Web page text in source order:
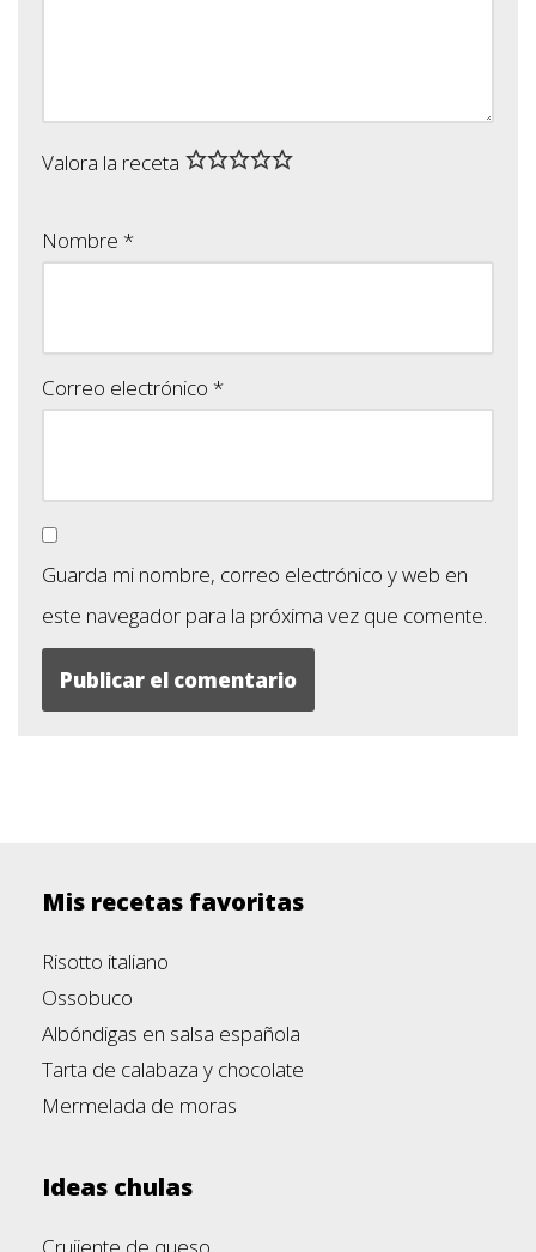
Valora la receta
Nombre *
Correo electrónico *
Guarda mi nombre, correo electrónico y web en
este navegador para la próxima vez que comente.
Mis recetas favoritas
Risotto italiano
Ossobuco
Albóndigas en salsa española
Tarta de calabaza y chocolate
Mermelada de moras
Ideas chulas
Crujiente de queso